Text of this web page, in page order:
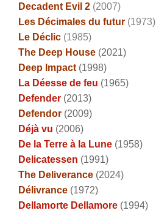
Decadent Evil 2 (2007)
Les Décimales du futur (1973)
Le Déclic (1985)
The Deep House (2021)
Deep Impact (1998)
La Déesse de feu (1965)
Defender (2013)
Defendor (2009)
Déjà vu (2006)
De la Terre à la Lune (1958)
Delicatessen (1991)
The Deliverance (2024)
Délivrance (1972)
Dellamorte Dellamore (1994)